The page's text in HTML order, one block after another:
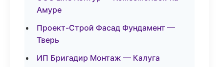
Амуре
Проект-Строй Фасад Фундамент —
Тверь
ИП Бригадир Монтаж — Калуга